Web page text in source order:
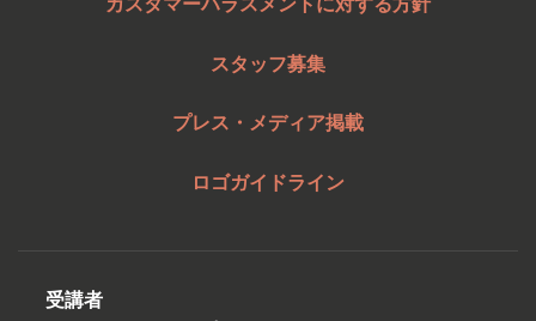
スタッフ募集
プレス・メディア掲載
ロゴガイドライン
受講者